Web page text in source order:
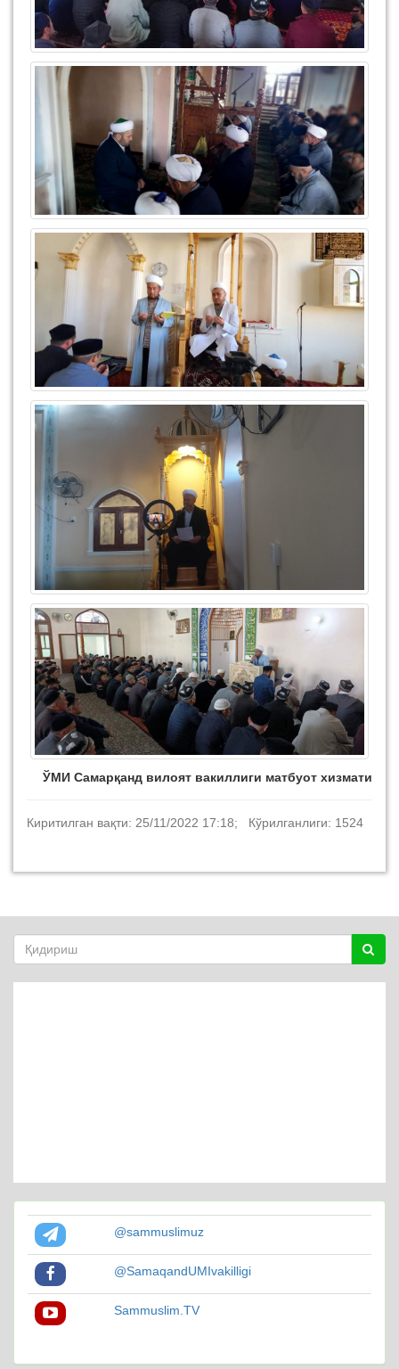
ЎМИ Самарқанд вилоят вакиллиги матбуот хизмати
Киритилган вақти: 25/11/2022 17:18; Кўрилганлиги: 1524
@sammuslimuz
@SamaqandUMIvakilligi
Sammuslim.TV